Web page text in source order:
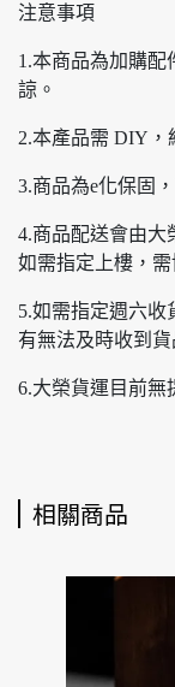
注意事項
1.本商品為加購
諒。
2.本產品需 DIY，
3.商品為e化保固
4.商品配送會由大
如需指定上樓，
5.如需指定週六收
有無法及時收到貨
6.大榮貨運目前無
相關商品